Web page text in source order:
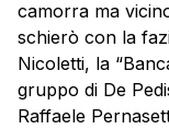
camorra ma
schierò con la
Nicoletti, la
gruppo di De
Raffaele